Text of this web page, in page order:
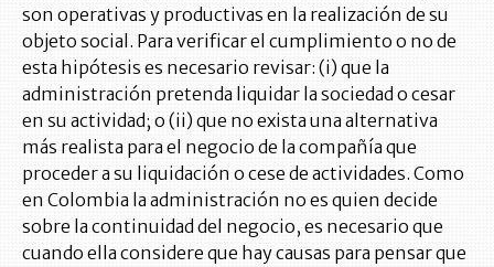
son operativas y productivas en la realización de su
objeto social. Para verificar el cumplimiento o no de
esta hipótesis es necesario revisar: (i) que la
administración pretenda liquidar la sociedad o cesar
en su actividad; o (ii) que no exista una alternativa
más realista para el negocio de la compañía que
proceder a su liquidación o cese de actividades. Como
en Colombia la administración no es quien decide
sobre la continuidad del negocio, es necesario que
cuando ella considere que hay causas para pensar que